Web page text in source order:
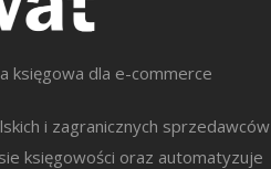
księgowa dla e-commerce
i zagranicznych sprzedawców
księgowości oraz automatyzuje